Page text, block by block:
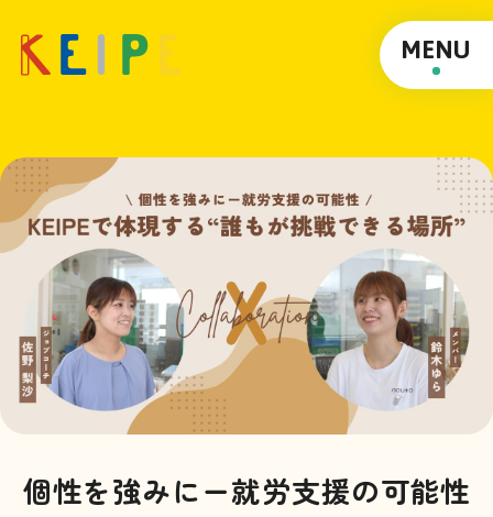
MENU
個性を強みにー就労支援の可能性